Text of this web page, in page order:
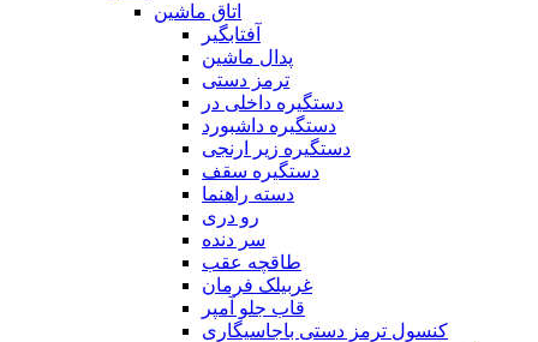
اتاق ماشین
آفتابگیر
پدال ماشین
ترمز دستی
دستگیره داخلی در
دستگیره داشبورد
دستگیره زیر ارنجی
دستگیره سقف
دسته راهنما
رو دری
سر دنده
طاقچه عقب
غربیلک فرمان
قاب جلو آمپر
کنسول ترمز دستی باجاسیگاری